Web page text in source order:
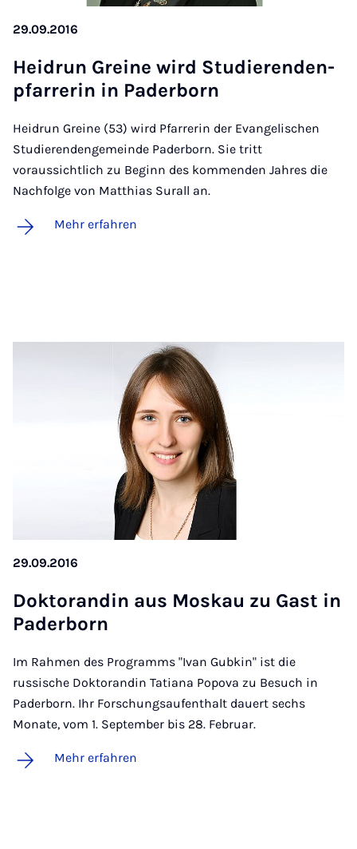
29.09.2016
Hei­d­run Grei­ne wird Stu­die­ren­den­
pfar­re­rin in Pa­der­born
Heidrun Greine (53) wird Pfarrerin der Evangelischen
Studierendengemeinde Paderborn. Sie tritt
voraussichtlich zu Beginn des kommenden Jahres die
Nachfolge von Matthias Surall an.
Mehr erfahren
29.09.2016
Dok­to­ran­din aus Mos­kau zu Gast in
Pa­der­born
Im Rahmen des Programms "Ivan Gubkin" ist die
russische Doktorandin Tatiana Popova zu Besuch in
Paderborn. Ihr Forschungsaufenthalt dauert sechs
Monate, vom 1. September bis 28. Februar.
Mehr erfahren